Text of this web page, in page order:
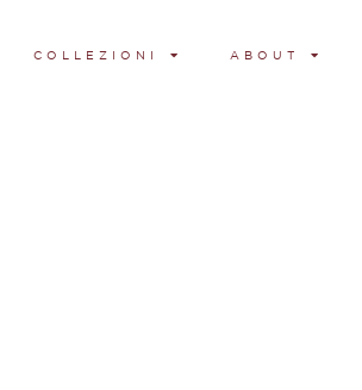
COLLEZIONI ABOUT